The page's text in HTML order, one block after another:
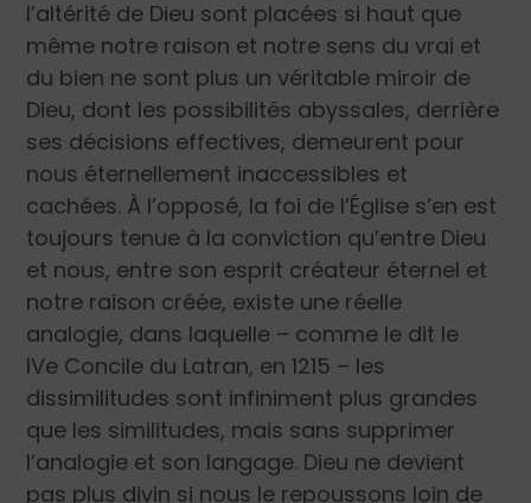
l’altérité de Dieu sont placées si haut que
même notre raison et notre sens du vrai et
du bien ne sont plus un véritable miroir de
Dieu, dont les possibilités abyssales, derrière
ses décisions effectives, demeurent pour
nous éternellement inaccessibles et
cachées. À l’opposé, la foi de l’Église s’en est
toujours tenue à la conviction qu’entre Dieu
et nous, entre son esprit créateur éternel et
notre raison créée, existe une réelle
analogie, dans laquelle – comme le dit le
IVe Concile du Latran, en 1215 – les
dissimilitudes sont infiniment plus grandes
que les similitudes, mais sans supprimer
l’analogie et son langage. Dieu ne devient
pas plus divin si nous le repoussons loin de